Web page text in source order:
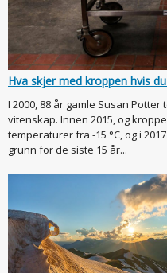
Hva skjer med kroppen hvis
I 2000, 88 år gamle Susan
vitenskap. Innen 2015, og
temperaturer fra -15 °C, og i
grunn for de siste 15 år...